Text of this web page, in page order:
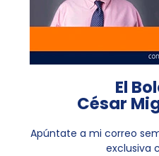
El
César
Apúntate a mi correo
exclusiva